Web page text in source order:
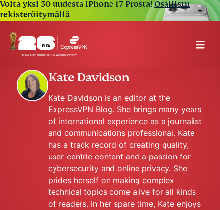
Voita yksi 30 uudesta iPhone 17 Prosta!Osallistu
rekisteröitymällä
Kate Davidson
Kate Davidson is an editor at the
ExpressVPN Blog. She brings many years
of international experience as a journalist
and communications professional. Kate
has a track record of creating quality,
user-centric content and a passion for
cybersecurity and online privacy. She
prides herself on making complex
technical topics come alive for all kinds
of readers. In her spare time, Kate enjoys